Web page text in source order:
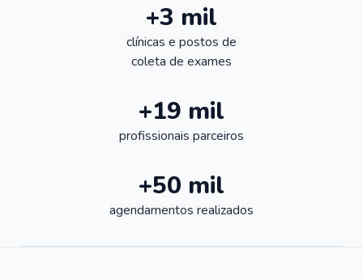
+3 mil
clínicas e postos de
coleta de exames
+19 mil
profissionais parceiros
+50 mil
agendamentos realizados